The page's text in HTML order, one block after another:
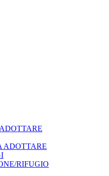
ADOTTARE
RIFUGIO